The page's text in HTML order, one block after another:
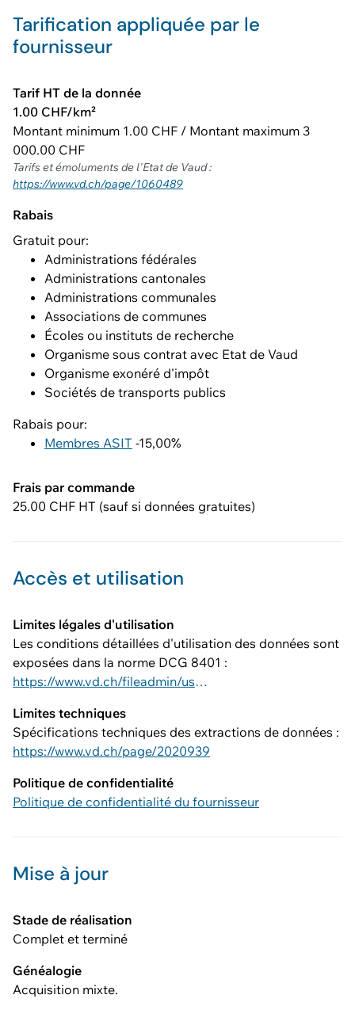
Tarification appliquée par le
fournisseur
Tarif HT de la donnée
1.00 CHF/km²
Montant minimum 1.00 CHF / Montant maximum 3
000.00 CHF
Tarifs et émoluments de l'Etat de Vaud :
https://www.vd.ch/page/1060489
Rabais
Gratuit pour:
Administrations fédérales
Administrations cantonales
Administrations communales
Associations de communes
Écoles ou instituts de recherche
Organisme sous contrat avec Etat de Vaud
Organisme exonéré d'impôt
Sociétés de transports publics
Rabais pour:
Membres ASIT -15,00%
Frais par commande
25.00 CHF HT (sauf si données gratuites)
Accès et utilisation
Limites légales d'utilisation
Les conditions détaillées d'utilisation des données sont
exposées dans la norme DCG 8401 :
https://www.vd.ch/fileadmin/user_upload/dinf/8000/8401.pdf
Limites techniques
Spécifications techniques des extractions de données :
https://www.vd.ch/page/2020939
Politique de confidentialité
Politique de confidentialité du fournisseur
Mise à jour
Stade de réalisation
Complet et terminé
Généalogie
Acquisition mixte.